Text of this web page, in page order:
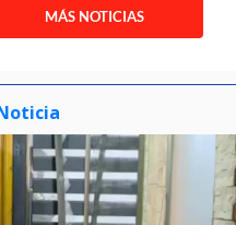
MÁS NOTICIAS